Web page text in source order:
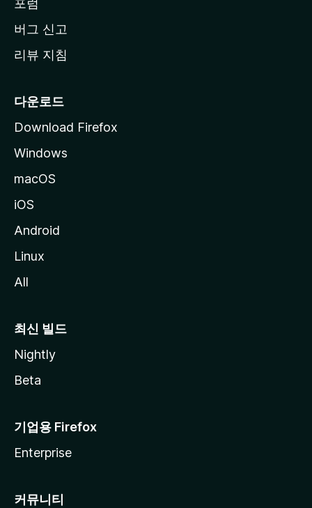
동
포럼
버그 신고
리뷰 지침
다운로드
Download Firefox
Windows
macOS
iOS
Android
Linux
All
최신 빌드
Nightly
Beta
기업용 Firefox
Enterprise
커뮤니티